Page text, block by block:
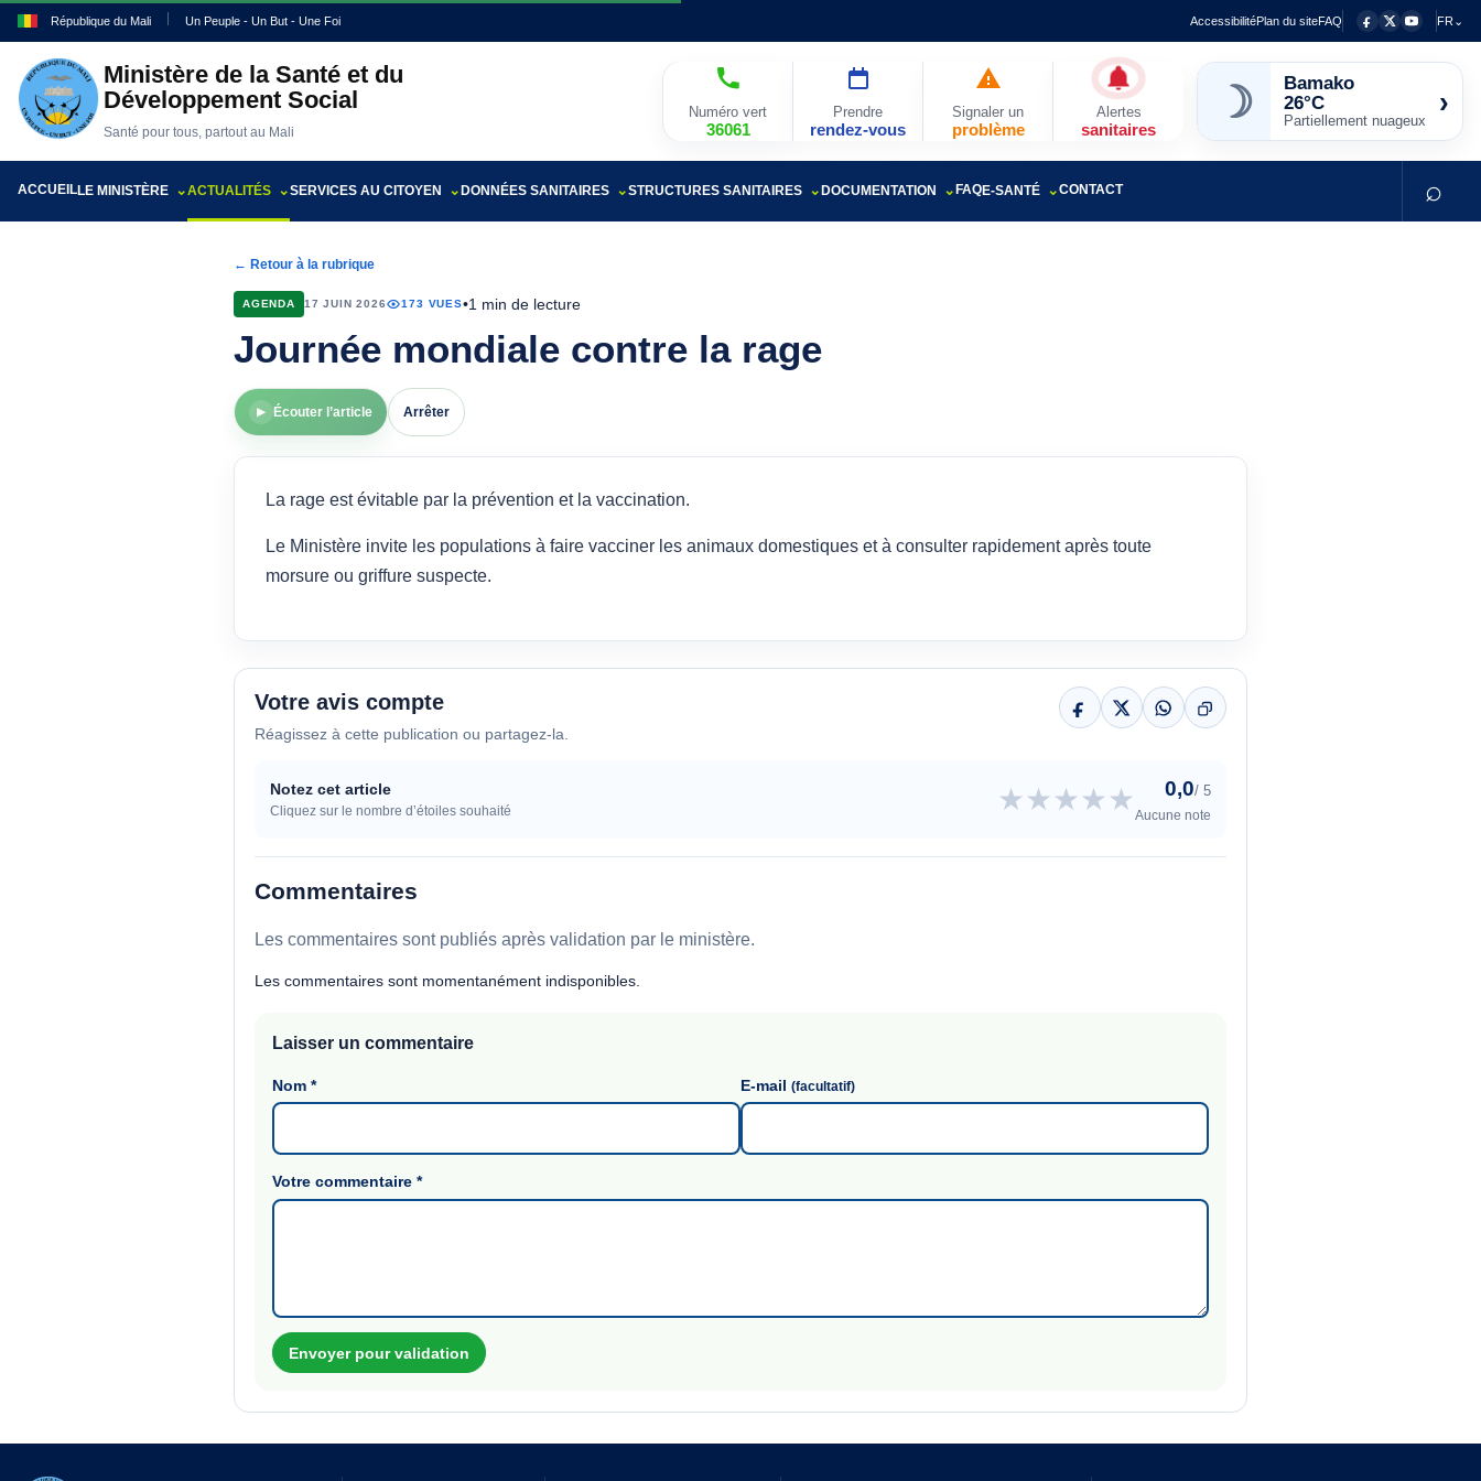
République du Mali Un Peuple - Un But - Une Foi AccessibilitéPlan du siteFAQ FR⌄
Ministère de la Santé et du
Développement Social
Santé pour tous, partout au Mali
Numéro vert
36061
Prendre
rendez-vous
Signaler un
problème
Alertes
sanitaires ☽
Bamako
26°C
Partiellement nuageux
›
ACCUEILLE MINISTÈRE ACTUALITÉS SERVICES AU CITOYEN DONNÉES SANITAIRES STRUCTURES SANITAIRES DOCUMENTATION FAQE-SANTÉ CONTACT ⌕
← Retour à la rubrique
AGENDA 17 JUIN 2026 173 VUES•1 min de lecture
Journée mondiale contre la rage
▶ Écouter l’article Arrêter
La rage est évitable par la prévention et la vaccination.
Le Ministère invite les populations à faire vacciner les animaux domestiques et à consulter rapidement après toute
morsure ou griffure suspecte.
Votre avis compte
Réagissez à cette publication ou partagez-la.
Notez cet article
Cliquez sur le nombre d’étoiles souhaité ★★★★★ 0,0/ 5
Aucune note
Commentaires
Les commentaires sont publiés après validation par le ministère.
Les commentaires sont momentanément indisponibles.
Laisser un commentaire
Nom* E-mail (facultatif)
Votre commentaire*
Envoyer pour validation